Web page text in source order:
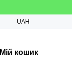
UAH
Мій кошик